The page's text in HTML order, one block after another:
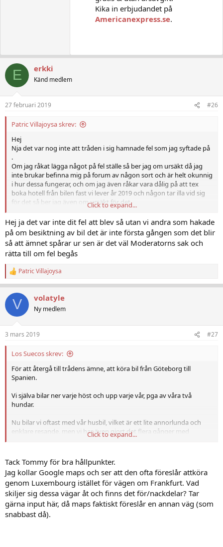
Kika in erbjudandet på
Americanexpress.se.
E erkki
Känd medlem
27 februari 2019 #26
Patric Villajoysa skrev:
Hej
Nja det var nog inte att tråden i sig hamnade fel som jag syftade på
.
Om jag råkat lägga något på fel ställe så ber jag om ursäkt då jag
inte brukar befinna mig på forum av någon sort och är helt okunnig
i hur dessa fungerar, och om jag även råkar vara dålig på att tex
boka hotell från bilen fast vi lever år 2019 och någon tar illa vid sig
för det så ber jag även om ursäkt för det.
Jag har skaffat hus i Spanien för att ha det gött och vill alla väl, må
väl.
Patric
Click to expand...
Hej ja det var inte dit fel att blev så utan vi andra som hakade
på om besiktning av bil det är inte första gången som det blir
så att ämnet spårar ur sen är det väl Moderatorns sak och
rätta till om fel begås
R
e
a
c
i
s
Patric Villajoysa
V volatyle
Ny medlem
3 mars 2019 #27
Los Suecos skrev:
För att återgå till trådens ämne, att köra bil från Göteborg till
Spanien.
Vi själva bilar ner varje höst och upp varje vår, pga av våra två
hundar.
Nu bilar vi oftast med vår husbil, vilket är ett lite annorlunda och
enklare resande, men vi har även gjort det flera gånger med
Hade vi haft två mindre barn i bilen hade vi börjat med att ta
Kielbåten, sedan raka vägen ner via Frankfurt - Mulhouse - Dole -
Lyon - Nime - Narbonne - Barcelona - Alicante. Betalväg hela vägen
från tysk/franska gränsen till målet i Spanien. Snabbt och säkert.
Hotell skall ni absolut inte boka innan resan. Onödigt att låsa in sig
med sådana mål, när hotellrum inte kommer att vara ett problem
utefter den vägen.
Click to expand...
Tack Tommy för bra hållpunkter.
Jag kollar Google maps och ser att den ofta föreslår attköra
genom Luxembourg istället för vägen om Frankfurt. Vad
skiljer sig dessa vägar åt och finns det för/nackdelar? Tar
gärna input här, då maps faktiskt föreslår en annan väg (som
snabbast då).